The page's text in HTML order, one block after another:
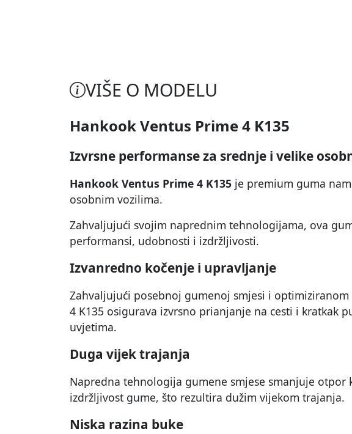
VIŠE O MODELU
Hankook Ventus Prime 4 K135
Izvrsne performanse za srednje i velike
Hankook Ventus Prime 4 K135 je premium guma
osobnim vozilima.
Zahvaljujući svojim naprednim tehnologijama, ova
performansi, udobnosti i izdržljivosti.
Izvanredno kočenje i upravljanje
Zahvaljujući posebnoj gumenoj smjesi i
4 K135 osigurava izvrsno prianjanje na cesti i kratkak
uvjetima.
Duga vijek trajanja
Napredna tehnologija gumene smjese smanjuje otpor
izdržljivost gume, što rezultira dužim vijekom trajanja.
Niska razina buke